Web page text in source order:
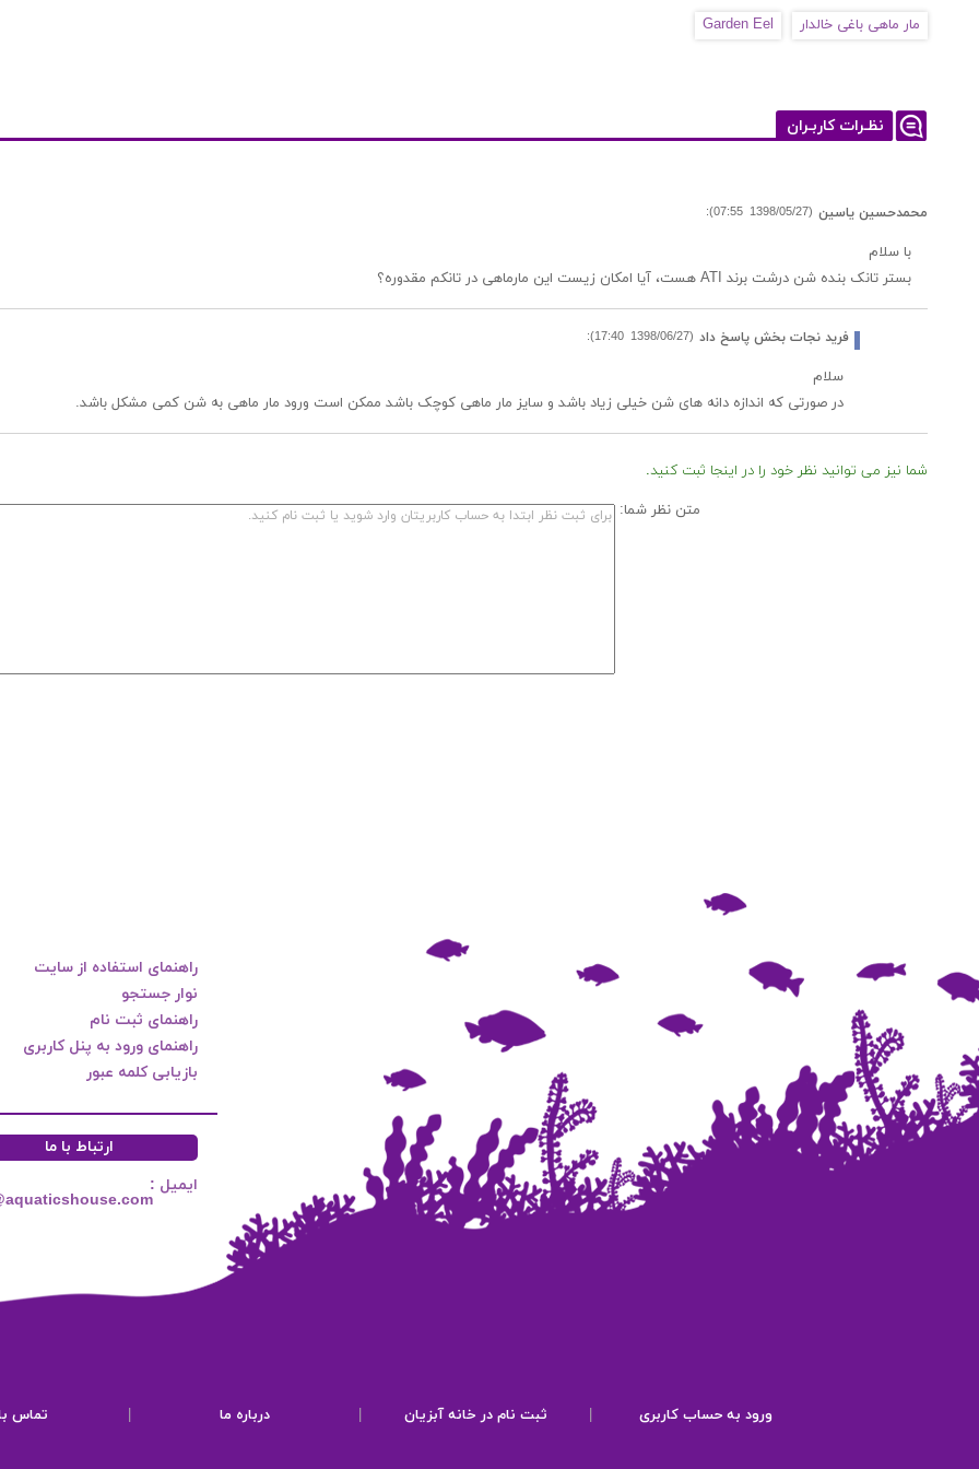
مار ماهی باغی خالدار Garden Eel
نظـرات کاربـران
محمدحسین یاسین (1398/05/27 07:55):
با سلام
بستر تانک بنده شن درشت برند ATI هست، آیا امکان زیست این مارماهی در تانکم مقدوره؟
فرید نجات بخش پاسخ داد (1398/06/27 17:40):
سلام
در صورتی که اندازه دانه های شن خیلی زیاد باشد و سایز مار ماهی کوچک باشد ممکن است ورود مار ماهی به شن کمی مشکل باشد.
شما نیز می توانید نظر خود را در اینجا ثبت کنید.
متن نظر شما:
راهنمای استفاده از سایت
نوار جستجو
راهنمای ثبت نام
راهنمای ورود به پنل کاربری
بازیابی کلمه عبور
ارتباط با ما
ایمیل :
ورود به حساب کاربری ثبت نام در خانه آبزیان درباره ما تماس